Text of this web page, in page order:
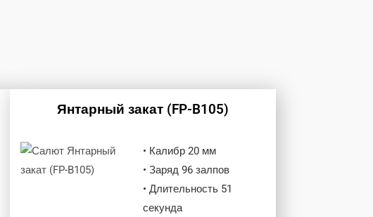
Янтарный закат (FP-B105)
• Калибр 20 мм
• Заряд 96 залпов
• Длительность 51
секунда